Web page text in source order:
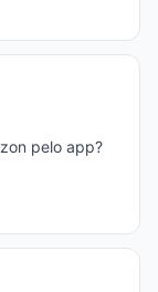
pelo app?